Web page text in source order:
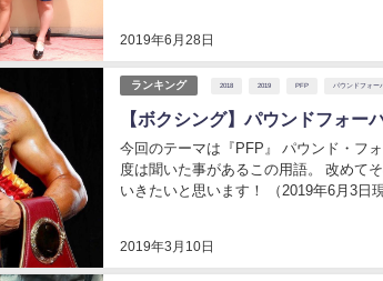
2019年6月28日
ランキング 2018 2019 PFP パウンドフォー
【ボクシング】パウンドフォー
2019年3月10日
今回のテーマは『PFP』 パウンド・フォー・パウンド
度は聞いた事があるこの用語。 改めて
いきたいと思います！ （2019年6月3日